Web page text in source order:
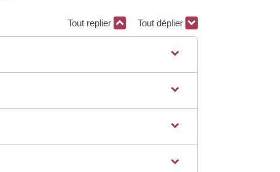
Tout replier Tout déplier